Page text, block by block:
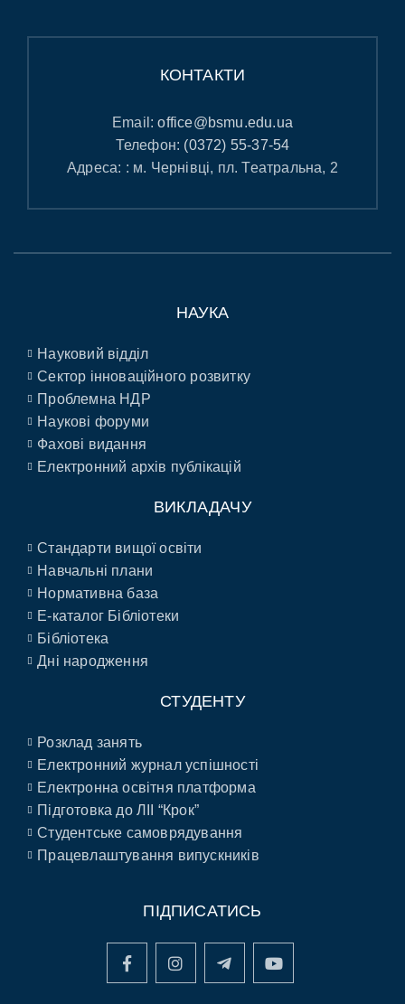
КОНТАКТИ
Email:office@bsmu.edu.ua
Телефон: (0372) 55-37-54
Адреса: : м. Чернівці, пл. Театральна, 2
НАУКА
Науковий відділ
Сектор інноваційного розвитку
Проблемна НДР
Наукові форуми
Фахові видання
Електронний архів публікацій
ВИКЛАДАЧУ
Стандарти вищої освіти
Навчальні плани
Нормативна база
E-каталог Бібліотеки
Бібліотека
Дні народження
СТУДЕНТУ
Розклад занять
Електронний журнал успішності
Електронна освітня платформа
Підготовка до ЛІІ “Крок”
Студентське самоврядування
Працевлаштування випускників
ПІДПИСАТИСЬ